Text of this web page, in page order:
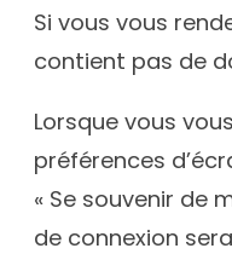
Si vous vous
contient pas de
Lorsque vous
préférences
« Se souvenir de
de connexion